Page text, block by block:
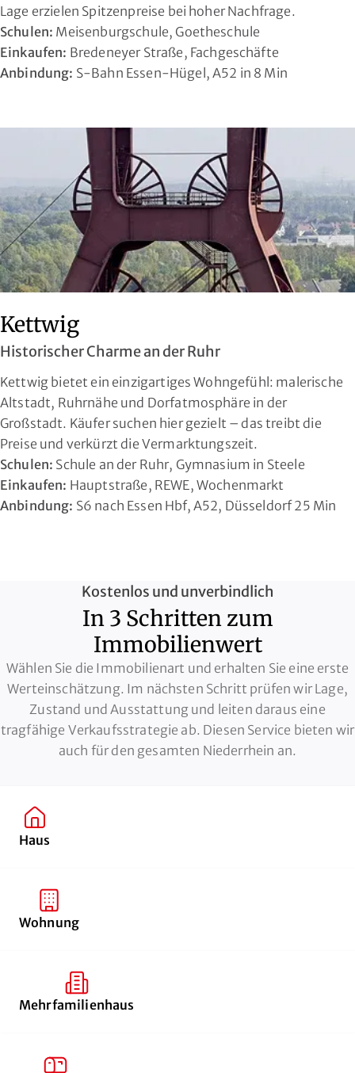
Lage erzielen Spitzenpreise bei hoher Nachfrage.
Schulen: Meisenburgschule, Goetheschule
Einkaufen: Bredeneyer Straße, Fachgeschäfte
Anbindung: S-Bahn Essen-Hügel, A52 in 8 Min
Kettwig
Historischer Charme an der Ruhr
Kettwig bietet ein einzigartiges Wohngefühl: malerische
Altstadt, Ruhrnähe und Dorfatmosphäre in der
Großstadt. Käufer suchen hier gezielt – das treibt die
Preise und verkürzt die Vermarktungszeit.
Schulen: Schule an der Ruhr, Gymnasium in Steele
Einkaufen: Hauptstraße, REWE, Wochenmarkt
Anbindung: S6 nach Essen Hbf, A52, Düsseldorf 25 Min
Kostenlos und unverbindlich
In 3 Schritten zum
Immobilienwert
Wählen Sie die Immobilienart und erhalten Sie eine erste
Werteinschätzung. Im nächsten Schritt prüfen wir Lage,
Zustand und Ausstattung und leiten daraus eine
tragfähige Verkaufsstrategie ab. Diesen Service bieten wir
auch für den gesamten Niederrhein an.
Haus
Wohnung
Mehrfamilienhaus